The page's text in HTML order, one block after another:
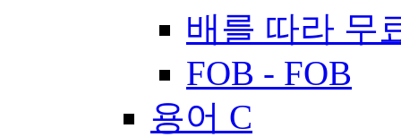
배를 따라 무
FOB - FOB
용어 C